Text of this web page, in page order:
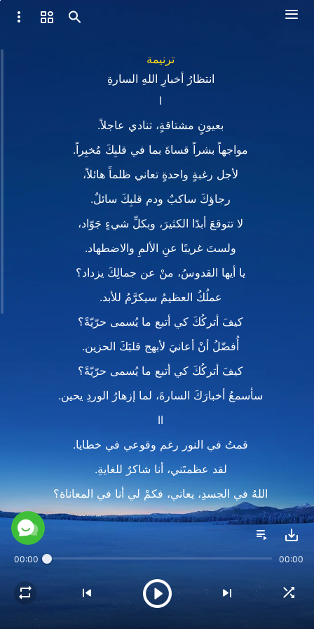
ترنيمة
انتظارُ أخبارِ اللهِ السارةِ
I
بعيونٍ مشتاقةٍ، تنادي عاجلاً.
مواجهاً بشراً قساةَ بما في قلبِكَ مُخبِراً.
لأجل رغبةٍ واحدةٍ تعاني ظلماً هائلاً،
رجاؤكَ ساكبٌ ودم قلبِكَ سائلٌ.
لا تتوقعَ أبدًا الكثيرَ، وبكلِّ شيءٍ جَوّاد،
ولستَ غريبًا عنِ الألمِ والاضطهاد.
يا أيها القدوسُ، منْ عن جمالِكَ يزداد؟
عملُكُ العظيمُ سيكرَّمُ للأبد.
كيفَ أتركُكَ كي أتبع ما يُسمى حرّيّةً؟
أُفضّلُ أنْ أعانيَ لأبهج قلبَكَ الحزين.
كيفَ أتركُكَ كي أتبع ما يُسمى حرّيّةً؟
سأسمعُ أخبارَكَ السارةَ، لما إزهارُ الوردِ يحين.
II
قمتُ في النور رغم وقوعي في خطايا.
لقد عظمتَني، أنا شاكرٌ للغايةِ.
اللهُ في الجسدِ، يعاني، فكمْ لي أنا في المعاناة؟
إنِ استسلمتُ للظلمةِ، كيف سأرى اللهَ؟
كيفَ أتركُكَ كي أتبع ما يُسمى حرّيّةً؟
00:00 00:00